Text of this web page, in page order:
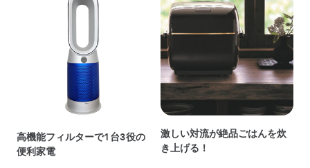
高機能フィルターで1台3役の
便利家電
激しい対流が絶品ごはんを炊
き上げる！